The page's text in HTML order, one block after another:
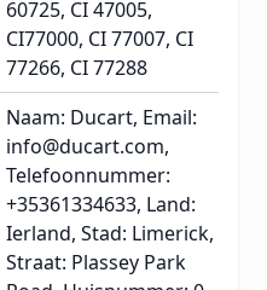
60725, CI 47005,
CI77000, CI 77007, CI
77266, CI 77288
Naam: Ducart, Email:
info@ducart.com,
Telefoonnummer:
+35361334633, Land:
Ierland, Stad: Limerick,
Straat: Plassey Park